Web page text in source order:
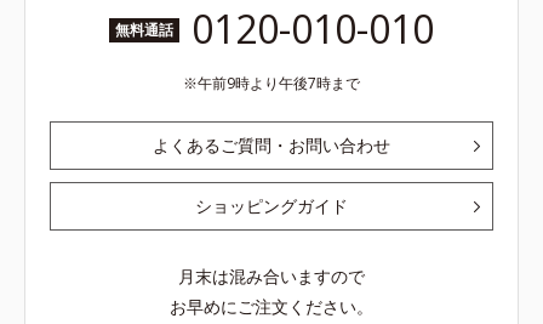
無料通話 0120-010-010
午前9時より午後7時まで
よくあるご質問・お問い合わせ
ショッピングガイド
月末は混み合いますので
お早めにご注文ください。